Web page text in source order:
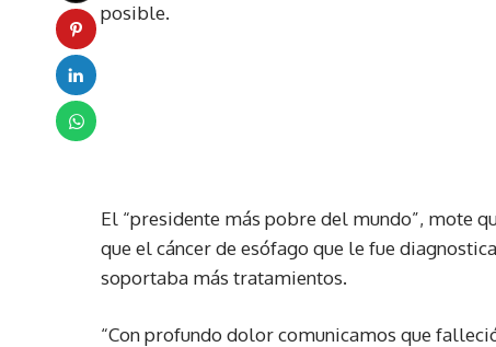
posible.
El “presidente más pobre del mundo”, mote
que el cáncer de esófago que le fue
soportaba más tratamientos.
“Con profundo dolor comunicamos que